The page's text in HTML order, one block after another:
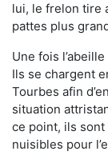
lui, le frelon tire
pattes plus
Une fois
Ils se chargent
Tourbes afin
situation
ce point, ils
nuisibles pour